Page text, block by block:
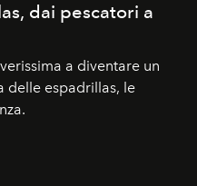
dai pescatori a
a diventare un
delle espadrillas, le